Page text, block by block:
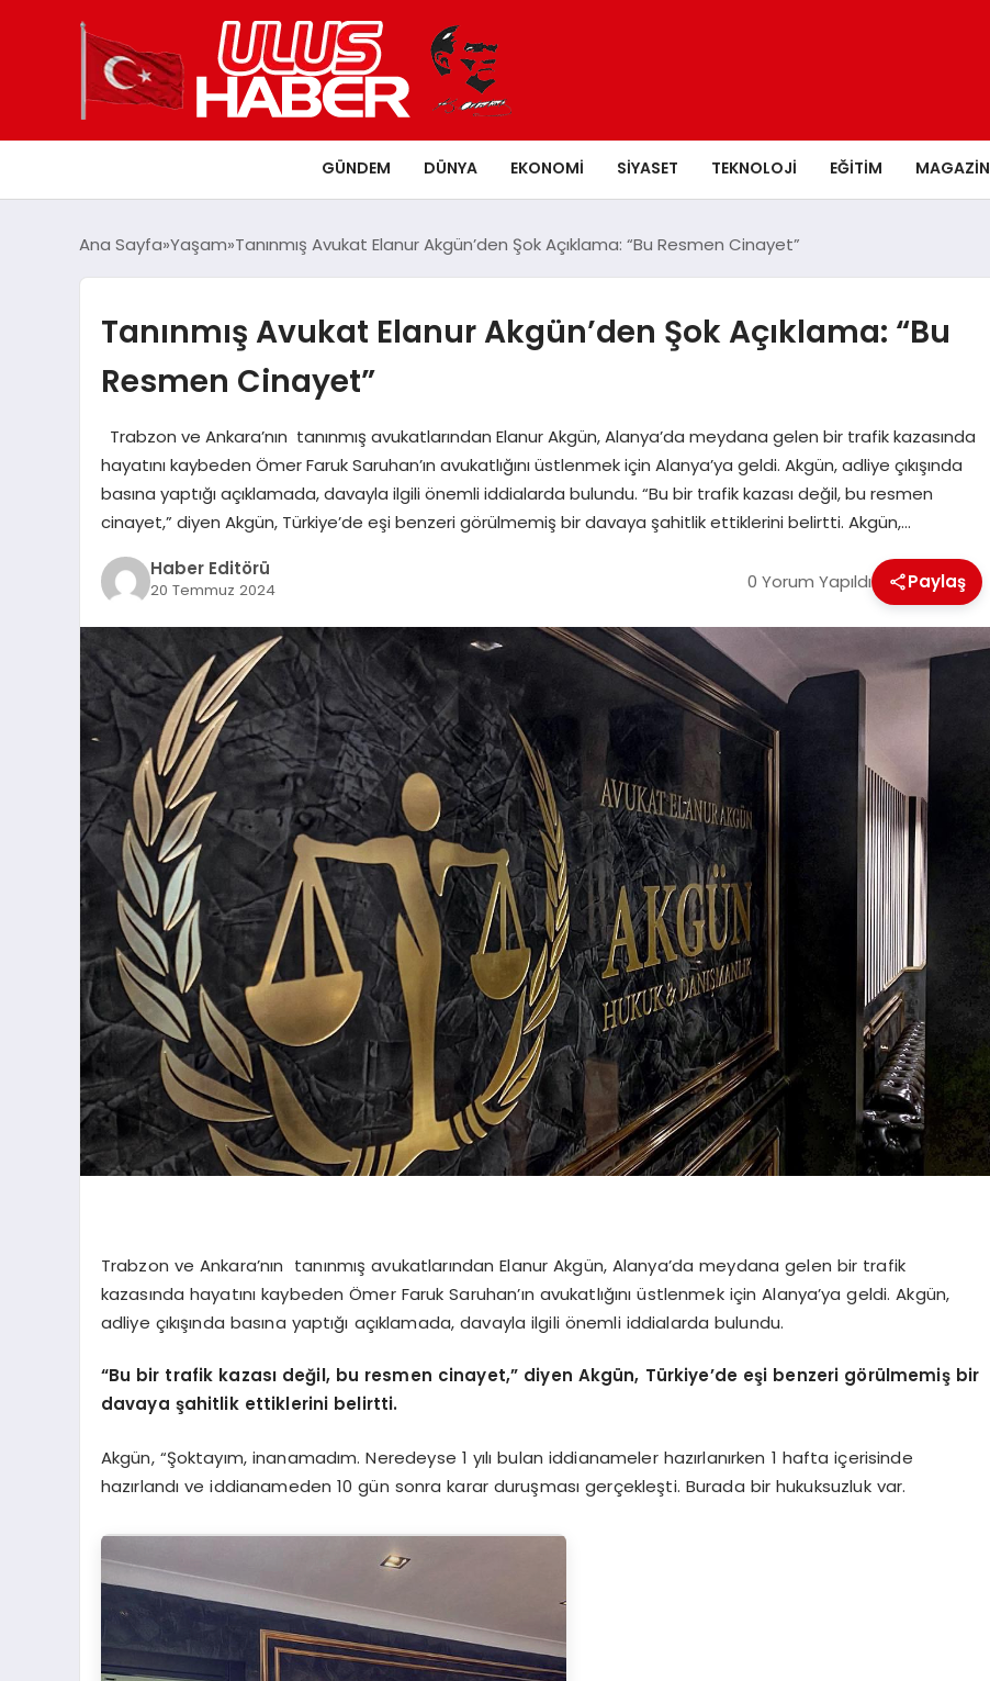
GÜNDEM DÜNYA EKONOMI SIYASET TEKNOLOJI EĞITIM MAGAZIN
Ana Sayfa Yaşam Tanınmış Avukat Elanur Akgün’den Şok Açıklama: “Bu Resmen Cinayet”
Tanınmış Avukat Elanur Akgün’den Şok Açıklama: “Bu
Resmen Cinayet”
Trabzon ve Ankara’nın tanınmış avukatlarından Elanur Akgün, Alanya’da meydana gelen bir trafik kazasında
hayatını kaybeden Ömer Faruk Saruhan’ın avukatlığını üstlenmek için Alanya’ya geldi. Akgün, adliye çıkışında
basına yaptığı açıklamada, davayla ilgili önemli iddialarda bulundu. “Bu bir trafik kazası değil, bu resmen
cinayet,” diyen Akgün, Türkiye’de eşi benzeri görülmemiş bir davaya şahitlik ettiklerini belirtti. Akgün,…
Haber Editörü
20 Temmuz 2024 0 Yorum Yapıldı Paylaş
Trabzon ve Ankara’nın tanınmış avukatlarından Elanur Akgün, Alanya’da meydana gelen bir trafik
kazasında hayatını kaybeden Ömer Faruk Saruhan’ın avukatlığını üstlenmek için Alanya’ya geldi. Akgün,
adliye çıkışında basına yaptığı açıklamada, davayla ilgili önemli iddialarda bulundu.
“Bu bir trafik kazası değil, bu resmen cinayet,” diyen Akgün, Türkiye’de eşi benzeri görülmemiş bir
davaya şahitlik ettiklerini belirtti.
Akgün, “Şoktayım, inanamadım. Neredeyse 1 yılı bulan iddianameler hazırlanırken 1 hafta içerisinde
hazırlandı ve iddianameden 10 gün sonra karar duruşması gerçekleşti. Burada bir hukuksuzluk var.